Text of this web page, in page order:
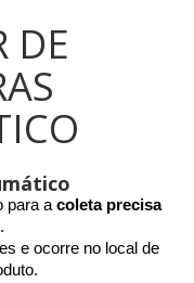
DE
para a coleta precisa
e ocorre no local de